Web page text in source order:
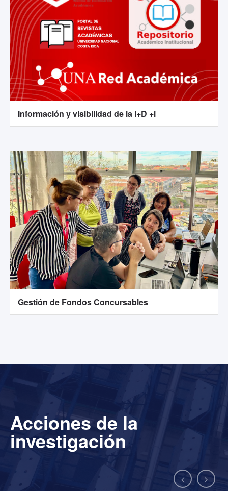
Información y visibilidad de la I+D +i
Gestión de Fondos Concursables
Acciones de la
investigación